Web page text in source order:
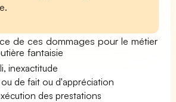
de ces dommages pour le métier
fantaisie
inexactitude
de fait ou d'appréciation
des prestations